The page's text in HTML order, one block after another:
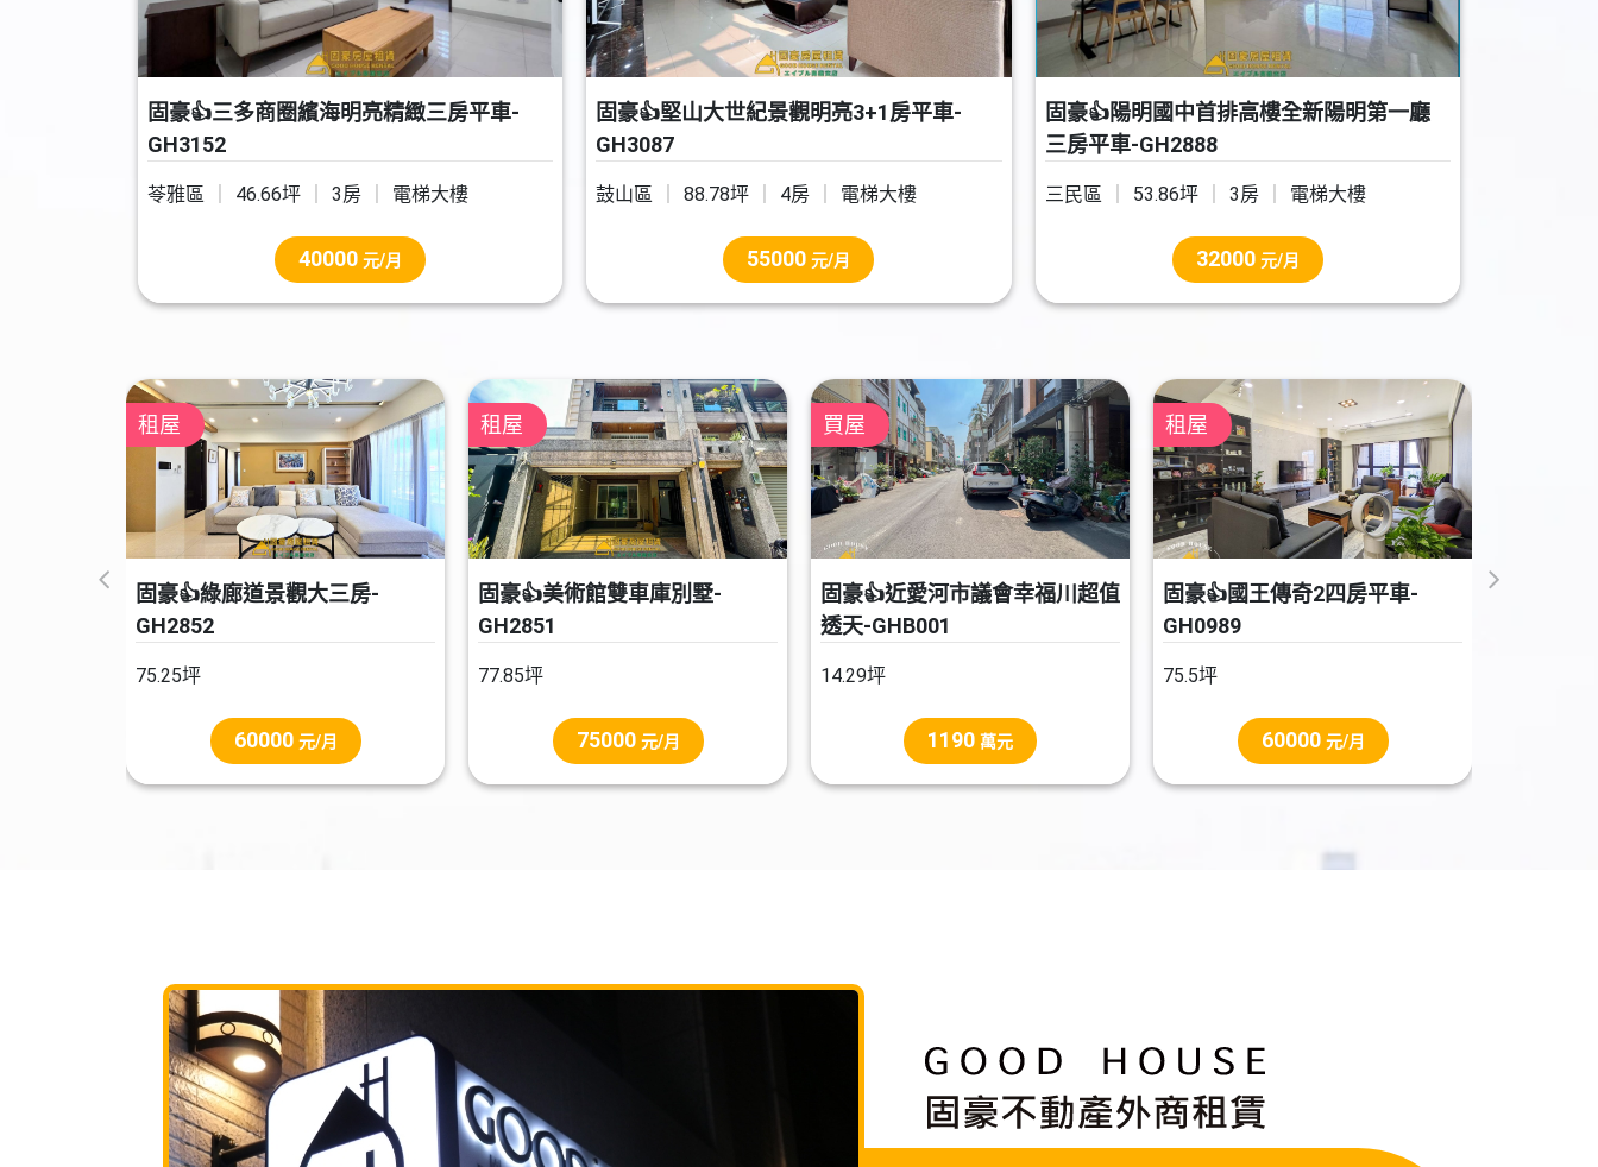
固豪👍三多商圈繽海明亮精緻三房平車-
GH3152
苓雅區 46.66坪 3房 電梯大樓
40000 元/月
固豪👍堅山大世紀景觀明亮3+1房平車-
GH3087
鼓山區 88.78坪 4房 電梯大樓
55000 元/月
固豪👍陽明國中首排高樓全新陽明第一廳
三房平車-GH2888
三民區 53.86坪 3房 電梯大樓
32000 元/月
租屋
固豪👍綠廊道景觀大三房-
GH2852
75.25坪
60000 元/月
租屋
固豪👍美術館雙車庫別墅-
GH2851
77.85坪
75000 元/月
買屋
固豪👍近愛河市議會幸福川超值
透天-GHB001
14.29坪
1190 萬元
租屋
固豪👍國王傳奇2四房平車-
GH0989
75.5坪
60000 元/月